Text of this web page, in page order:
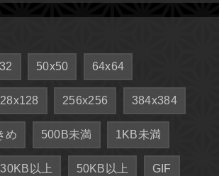
50x50 64x64
256x256 384x384
め 500B未満 1KB未満
30KB以上 50KB以上 GIF